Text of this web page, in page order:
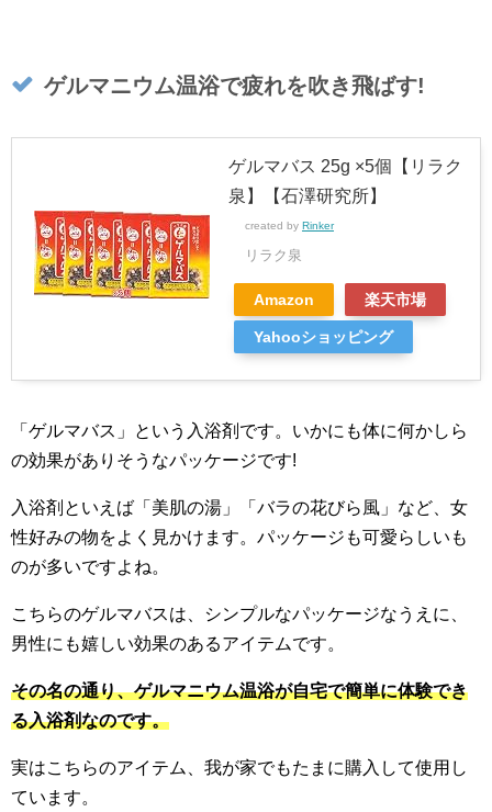
ゲルマニウム温浴で疲れを吹き飛ばす!
ゲルマバス 25g ×5個【リラク
泉】【石澤研究所】
created by Rinker
リラク泉
Amazon 楽天市場
Yahooショッピング
「ゲルマバス」という入浴剤です。いかにも体に何かしら
の効果がありそうなパッケージです!
入浴剤といえば「美肌の湯」「バラの花びら風」など、女
性好みの物をよく見かけます。パッケージも可愛らしいも
のが多いですよね。
こちらのゲルマバスは、シンプルなパッケージなうえに、
男性にも嬉しい効果のあるアイテムです。
その名の通り、ゲルマニウム温浴が自宅で簡単に体験でき
る入浴剤なのです。
実はこちらのアイテム、我が家でもたまに購入して使用し
ています。